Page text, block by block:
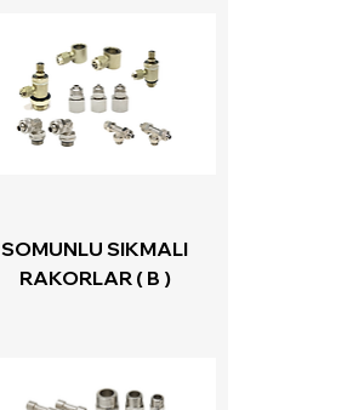
SOMUNLU SIKMALI
RAKORLAR ( B )